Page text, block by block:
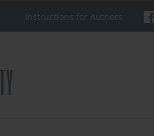
Instructions for Authors